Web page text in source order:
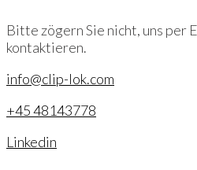
Bitte zögern Sie nicht, uns per
kontaktieren.
info@clip-lok.com
+45 48143778
Linkedin